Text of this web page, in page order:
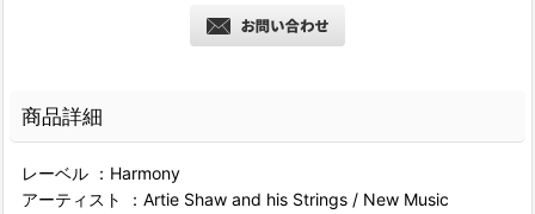
商品詳細
レーベル ：Harmony
アーティスト ：Artie Shaw and his Strings / New Music